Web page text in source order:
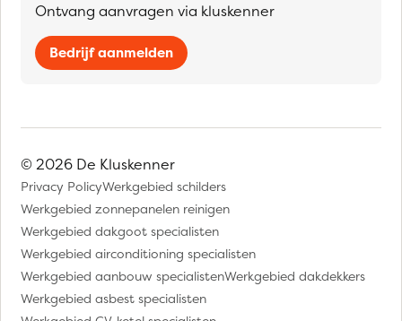
Ontvang aanvragen via kluskenner
Bedrijf aanmelden
© 2026 De Kluskenner
Privacy PolicyWerkgebied schilders
Werkgebied zonnepanelen reinigen
Werkgebied dakgoot specialisten
Werkgebied airconditioning specialisten
Werkgebied aanbouw specialistenWerkgebied dakdekkers
Werkgebied asbest specialisten